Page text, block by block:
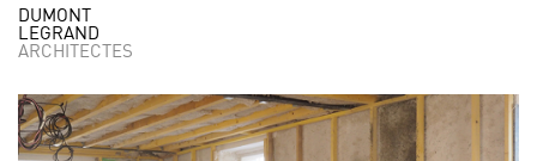
DUMONT
LEGRAND
ARCHITECTES